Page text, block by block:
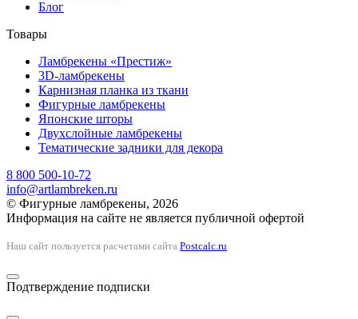
Блог
Товары
Ламбрекены «Престиж»
3D-ламбрекены
Карнизная планка из ткани
Фигурные ламбрекены
Японские шторы
Двухслойные ламбрекены
Тематические задники для декора
8 800 500-10-72
info@artlambreken.ru
© Фигурные ламбрекены, 2026
Информация на сайте не является публичной офертой
Наш сайт пользуется расчетами сайта Postcalc.ru
Подтверждение подписки